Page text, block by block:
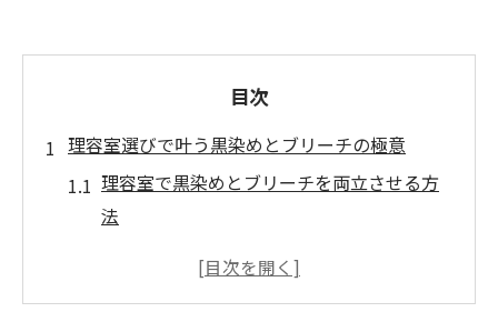
目次
理容室選びで叶う黒染めとブリーチの極意
理容室で黒染めとブリーチを両立させる方
法
理容室選びが黒染めの仕上がりに影響する